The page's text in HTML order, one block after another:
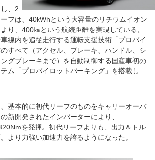
、2
フは、40kWhという大容量のリチウムイオン
り、400㎞という航続距離を実現している。
線内を追従走行する運転支援技術「プロパイ
すべて（アクセル、ブレーキ、ハンドル、シ
グブレーキまで）を自動制御する国産車初の
ム「プロパイロットパーキング」を搭載し
基本的に初代リーフのものをキャリーオーバ
新開発されたインバーターにより、
を発揮。初代リーフよりも、出力＆トル
より力強い加速力を誇るようになった。